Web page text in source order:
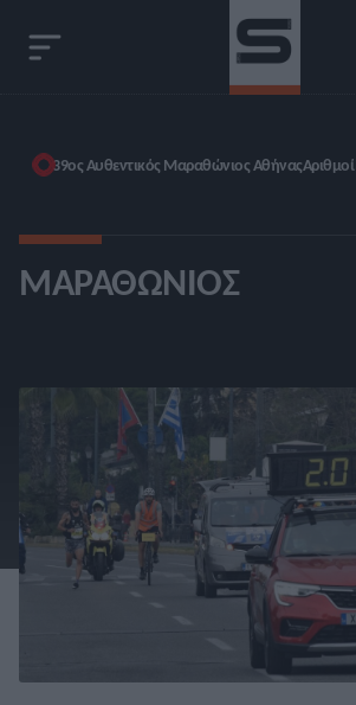
39ος Αυθεντικός Μαραθώνιος ΑθήναςΑριθμοί
ΜΑΡΑΘΏΝΙΟΣ